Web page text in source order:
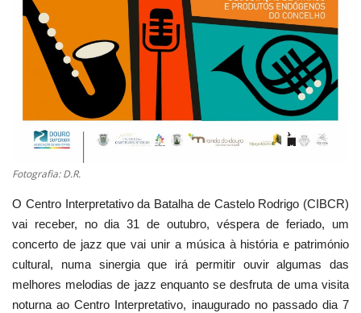
Ambiente
Fotografia: D.R.
O Centro Interpretativo da Batalha de Castelo Rodrigo (CIBCR)
vai receber, no dia 31 de outubro, véspera de feriado, um
concerto de jazz que vai unir a música à história e património
cultural, numa sinergia que irá permitir ouvir algumas das
melhores melodias de jazz enquanto se desfruta de uma visita
noturna ao Centro Interpretativo, inaugurado no passado dia 7